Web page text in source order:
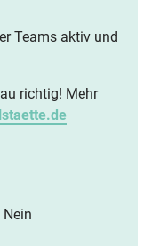
Teams aktiv und
richtig! Mehr
Nein